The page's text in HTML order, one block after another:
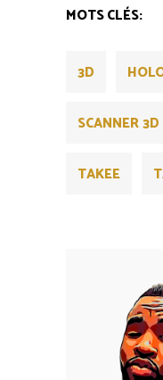
MOTS CLÉS:
3D
SCANNER 3D
TAKEE